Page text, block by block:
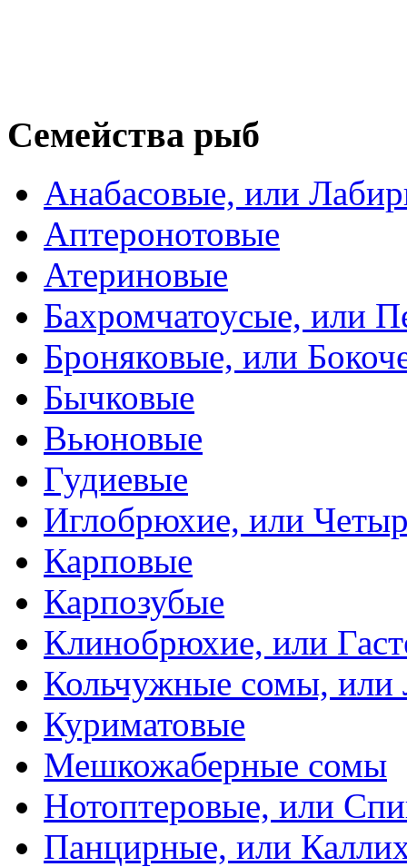
Семейства рыб
Анабасовые, или
Аптеронотовые
Атериновые
Бахромчатоусые, или
Броняковые, или
Бычковые
Вьюновые
Гудиевые
Иглобрюхие, или
Карповые
Карпозубые
Клинобрюхие, или
Кольчужные сомы, или
Куриматовые
Мешкожаберные сомы
Нотоптеровые, или
Панцирные, или